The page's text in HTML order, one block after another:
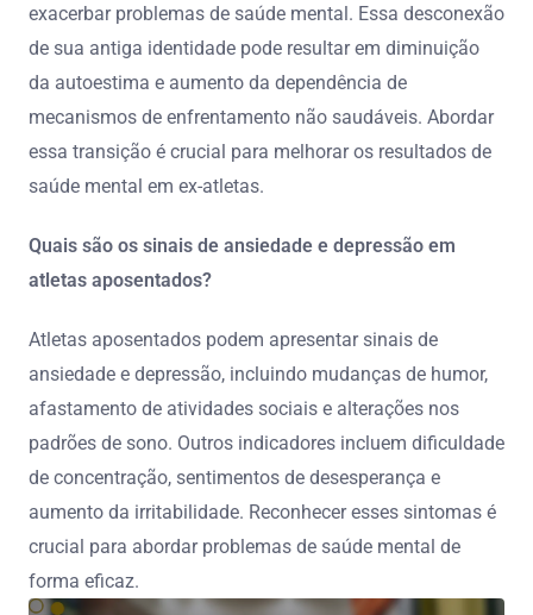
exacerbar problemas de saúde mental. Essa desconexão
de sua antiga identidade pode resultar em diminuição
da autoestima e aumento da dependência de
mecanismos de enfrentamento não saudáveis. Abordar
essa transição é crucial para melhorar os resultados de
saúde mental em ex-atletas.
Quais são os sinais de ansiedade e depressão em
atletas aposentados?
Atletas aposentados podem apresentar sinais de
ansiedade e depressão, incluindo mudanças de humor,
afastamento de atividades sociais e alterações nos
padrões de sono. Outros indicadores incluem dificuldade
de concentração, sentimentos de desesperança e
aumento da irritabilidade. Reconhecer esses sintomas é
crucial para abordar problemas de saúde mental de
forma eficaz.